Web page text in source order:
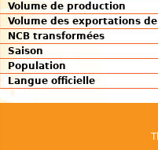
Volume de production
Volume des exportations de
NCB transformées
Saison
Population
Langue officielle